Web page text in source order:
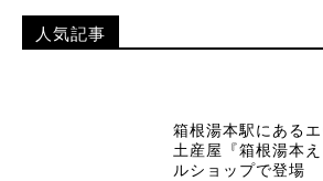
人気記事
箱根湯本駅にある
土産屋『箱根湯本
ルショップで登場